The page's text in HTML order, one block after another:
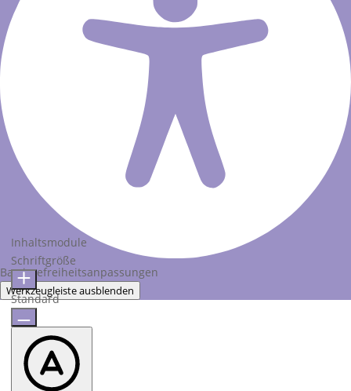
Barrierefreiheitsanpassungen
Werkzeugleiste ausblenden
Inhaltsmodule
Schriftgröße
Standard